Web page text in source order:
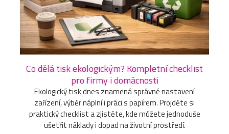
Co dělá tisk ekologickým? Kompletní checklist
pro firmy i domácnosti
Ekologický tisk dnes znamená správné nastavení
zařízení, výběr náplní i práci s papírem. Projděte si
praktický checklist a zjistěte, kde můžete jednoduše
ušetřit náklady i dopad na životní prostředí.